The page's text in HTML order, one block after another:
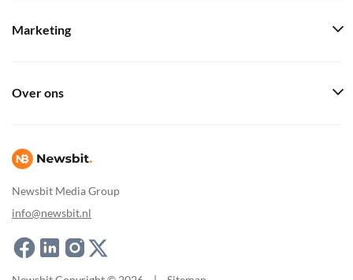
Newsbit Media Group
info@newsbit.nl
Marketing
Over ons